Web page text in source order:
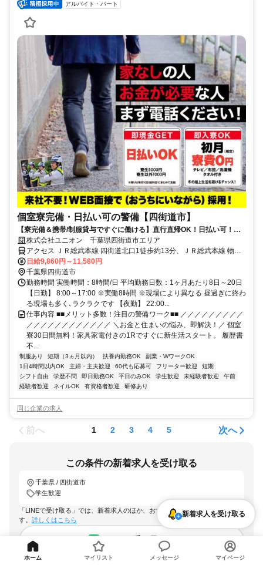
アルバイト・パート
個室寮完備・日払い可の警備【四街道市】
【寮完備＆携帯/制服貸与ですぐに働ける】直行直帰OK！日払い可！勤
務初日から給与GET★未経験OK
株式会社ユニオン 千葉県四街道市エリア
アクセス ＪＲ総武本線 四街道北口1徒歩約13分、ＪＲ総武本線 物井
東口徒歩約50分、ＪＲ総武本線 都賀西口徒歩約55分 千葉県四街道市
エリア（四街道駅、物井駅、佐倉駅、千葉駅等）
日給9,860円～11,580円
千葉県四街道市
勤務時間 実働時間：8時間/日 平均勤務日数：1ヶ月あたり8日～20日
【日勤】 8:00～17:00 ※実働8時間 ※現場により異なる 昼過ぎに終わ
る現場も多く､ラクラクです 【夜勤】 22:00...
仕事内容 ■■メリット多数！注目の警備ワーク■■ ／／／／／／／／／
／／／／／／／／／／／／ ＼お金と住まいの悩み、即解決！／ 個室
寮30日間無料！家具家電付きの1Rですぐに新生活スタート。 履歴書
不...
制服あり 短期（3ヵ月以内） 扶養内勤務OK
副業・WワークOK
1日4時間以内OK
主婦・主夫歓迎 60代も応募可 フリーター歓迎
短期
シフト自由
学歴不問 即日勤務OK 平日のみOK 学生歓迎 未経験者歓迎
午前
経験者歓迎
ネイルOK 有資格者歓迎 研修あり
同じ企業の求人
前へ 1 2 3 4 5 次へ
この条件の新着求人を受け取る
千葉県 / 四街道市
学生歓迎
「LINEで受け取る」では、新着求人のほか、おすすめ情報なども配信しま
す。 詳しくはこちら
LINEで受け取る
新着求人を受け取る
ホーム マイリスト メッセージ マイページ